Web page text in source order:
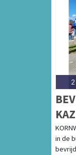
in de